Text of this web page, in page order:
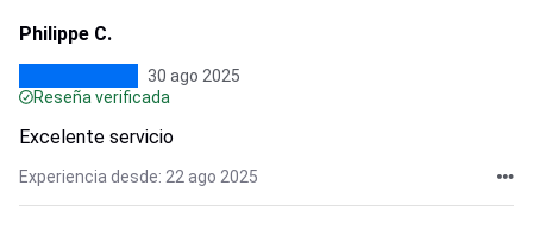
Philippe C.
30 ago 2025
Reseña verificada
Excelente servicio
Experiencia desde: 22 ago 2025